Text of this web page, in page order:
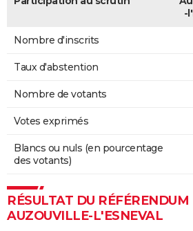
-
Nombre d'inscrits
Taux d'abstention
Nombre de votants
Votes exprimés
Blancs ou nuls (en pourcentage
des votants)
RÉSULTAT DU RÉFÉRENDUM
AUZOUVILLE-L'ESNEVAL